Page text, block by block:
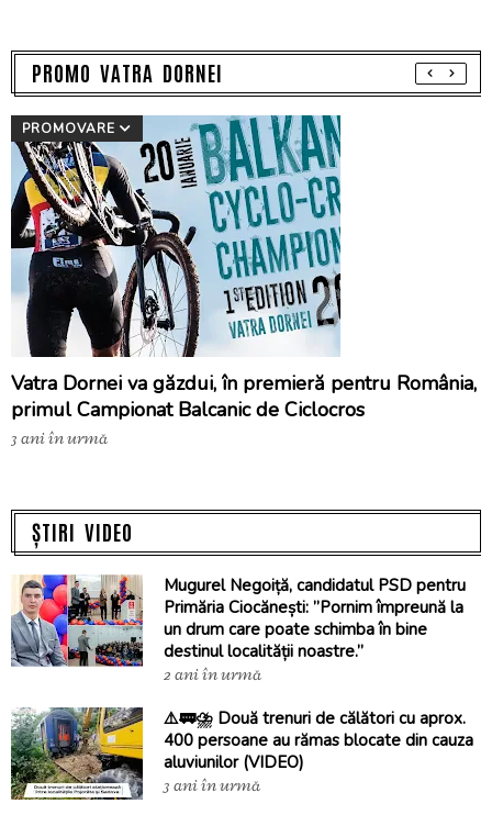
PROMO VATRA DORNEI
PROMOVARE
Vatra Dornei va găzdui, în premieră pentru România,
primul Campionat Balcanic de Ciclocros
3 ani în urmă
ȘTIRI VIDEO
Mugurel Negoiță, candidatul PSD pentru
Primăria Ciocănești: ”Pornim împreună la
un drum care poate schimba în bine
destinul localității noastre.”
2 ani în urmă
⚠️🚃⛈️ Două trenuri de călători cu aprox.
400 persoane au rămas blocate din cauza
aluviunilor (VIDEO)
3 ani în urmă